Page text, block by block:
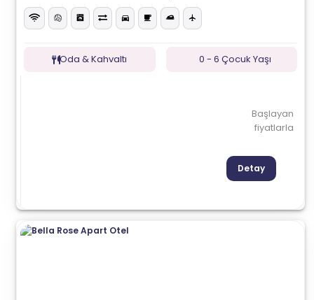
Oda & Kahvaltı 0 - 6 Çocuk Yaşı
Başlayan
fiyatlarla
Detay